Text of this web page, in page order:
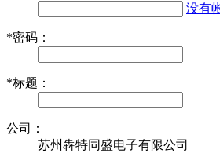
没有
*密码：
*标题：
公司：
苏州犇特同盛电子有限公司